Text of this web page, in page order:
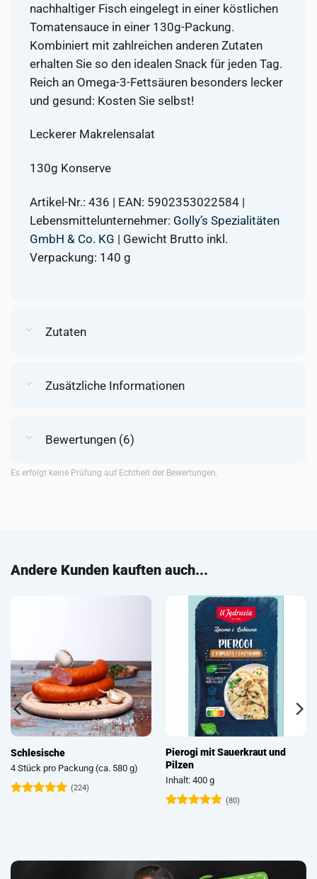
nachhaltiger Fisch eingelegt in einer köstlichen
Tomatensauce in einer 130g-Packung.
Kombiniert mit zahlreichen anderen Zutaten
erhalten Sie so den idealen Snack für jeden Tag.
Reich an Omega-3-Fettsäuren besonders lecker
und gesund: Kosten Sie selbst!
Leckerer Makrelensalat
130g Konserve
Artikel-Nr.: 436 | EAN: 5902353022584 |
Lebensmittelunternehmer: Golly’s Spezialitäten
GmbH & Co. KG | Gewicht Brutto inkl.
Verpackung: 140 g
Zutaten
Zusätzliche Informationen
Bewertungen (6)
Es erfolgt keine Prüfung auf Echtheit der Bewertungen.
Andere Kunden kauften auch...
Pierogi mit Sauerkraut und
Pilzen
Inhalt: 400 g
Graupenwurst (Grützwurst /
Krupniok / Wellwurst)
2 Stück pro Packung (ca. 450 g)